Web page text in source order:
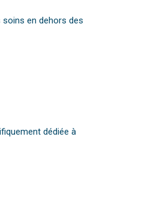
soins en dehors des
dédiée à